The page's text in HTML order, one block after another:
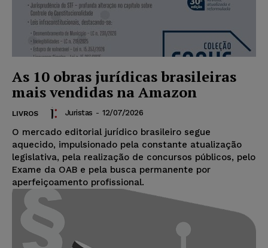
As 10 obras jurídicas brasileiras
mais vendidas na Amazon
LIVROS Juristas - 12/07/2026
O mercado editorial jurídico brasileiro segue
aquecido, impulsionado pela constante atualização
legislativa, pela realização de concursos públicos, pelo
Exame da OAB e pela busca permanente por
aperfeiçoamento profissional.